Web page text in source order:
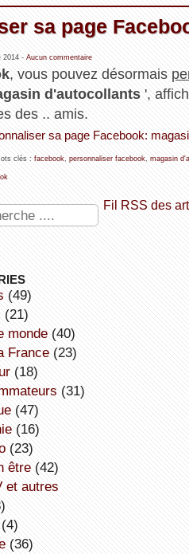
sa page
2014- Aucun commentaire
, vous pouvez désormais
d'autocollants ',
des .. amis.
sa page Facebook:
clés : facebook, personnaliser facebook, magasin
Fil RSS des
(49)
(21)
monde(40)
France(23)
(18)
(31)
(47)
(16)
(23)
être(42)
(36)